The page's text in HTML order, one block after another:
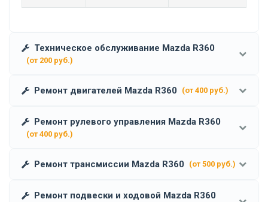
Техническое обслуживание Mazda R360
(от 200 руб.)
Ремонт двигателей Mazda R360 (от 400 руб.)
Ремонт рулевого управления Mazda R360
(от 400 руб.)
Ремонт трансмиссии Mazda R360 (от 500 руб.)
Ремонт подвески и ходовой Mazda R360